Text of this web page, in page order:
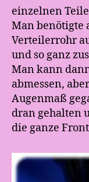
einzelnen
Man benötigte
Verteilerrohr
und so ganz
Man kann
abmessen,
Augenmaß
dran gehalten
die ganze